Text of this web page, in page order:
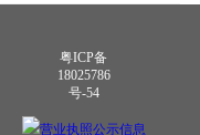
粤ICP备
18025786
号-54
营业执照公示信息